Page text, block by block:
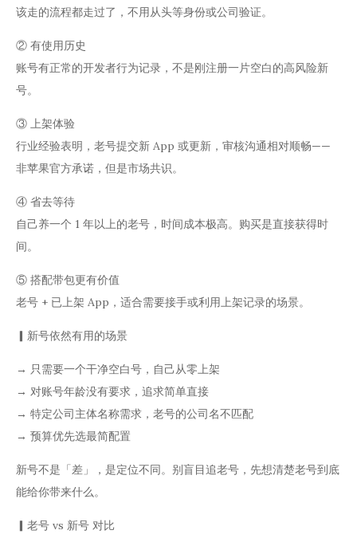
该走的流程都走过了，不用从头等身份或公司验证。
② 有使用历史
账号有正常的开发者行为记录，不是刚注册一片空白的高风险新
号。
③ 上架体验
行业经验表明，老号提交新 App 或更新，审核沟通相对顺畅——
非苹果官方承诺，但是市场共识。
④ 省去等待
自己养一个 1 年以上的老号，时间成本极高。购买是直接获得时
间。
⑤ 搭配带包更有价值
老号 + 已上架 App，适合需要接手或利用上架记录的场景。
▎新号依然有用的场景
→ 只需要一个干净空白号，自己从零上架
→ 对账号年龄没有要求，追求简单直接
→ 特定公司主体名称需求，老号的公司名不匹配
→ 预算优先选最简配置
新号不是「差」，是定位不同。别盲目追老号，先想清楚老号到底
能给你带来什么。
▎老号 vs 新号 对比